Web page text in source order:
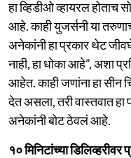
हा व्हिडीओ व्हायरल होताच
आहे. काही युजर्सनी या
अनेकांनी हा प्रकार थेट
नाही, हा धोका आहे”, अशा
आहेत. काही जणांना हा सीन
देत असला, तरी वास्तवात
अनेकांनी बोट ठेवलं आहे.
१० मिनिटांच्या डिलिव्हरीवर